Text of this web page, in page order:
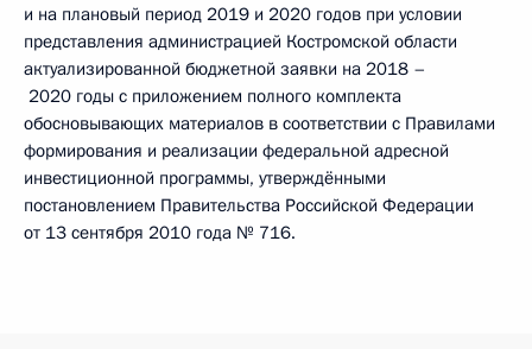
и на плановый период 2019 и 2020 годов при условии
представления администрацией Костромской области
актуализированной бюджетной заявки на 2018 –
2020 годы с приложением полного комплекта
обосновывающих материалов в соответствии с Правилами
формирования и реализации федеральной адресной
инвестиционной программы, утверждёнными
постановлением Правительства Российской Федерации
от 13 сентября 2010 года № 716.